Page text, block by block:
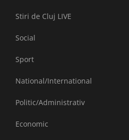
Stiri de Cluj LIVE
Social
Sport
National/International
Politic/Administrativ
Economic